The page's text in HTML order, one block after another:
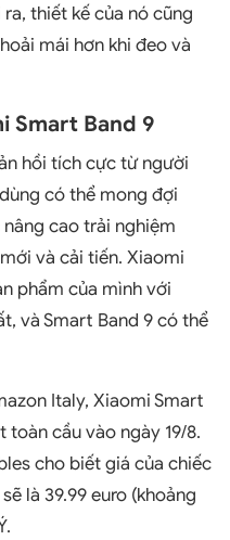
thiết kế của nó cũng
mái hơn khi đeo và
Smart Band 9
hồi tích cực từ người
có thể mong đợi
cao trải nghiệm
và cải tiến. Xiaomi
phẩm của mình với
và Smart Band 9 có thể
Italy, Xiaomi Smart
toàn cầu vào ngày 19/8.
cho biết giá của chiếc
là 39.99 euro (khoảng